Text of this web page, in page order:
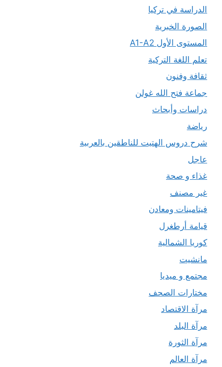
الدراسة في تركيا
الصورة الخبرية
المستوى الأول A1-A2
تعلم اللغة التركية
ثقافة وفنون
جماعة فتح الله غولن
دراسات وأبحاث
رياضة
شرح دروس الهتيت للناطقين بالعربية
عاجل
غذاء و صحة
غير مصنف
فيتامينات ومعادن
قيامة أرطغرل
كوريا الشمالية
مانشيت
مجتمع و ميديا
مختارات الصحف
مرآة الاقتصاد
مرآة البلد
مرآة الثورة
مرآة العالم